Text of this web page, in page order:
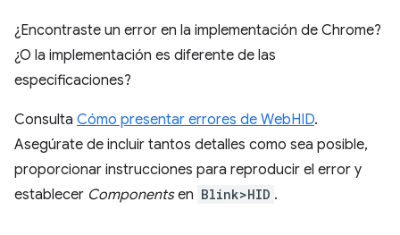
¿Encontraste un error en la implementación de Chrome?
¿O la implementación es diferente de las
especificaciones?
Consulta Cómo presentar errores de WebHID.
Asegúrate de incluir tantos detalles como sea posible,
proporcionar instrucciones para reproducir el error y
establecer Componentsen Blink>HID .